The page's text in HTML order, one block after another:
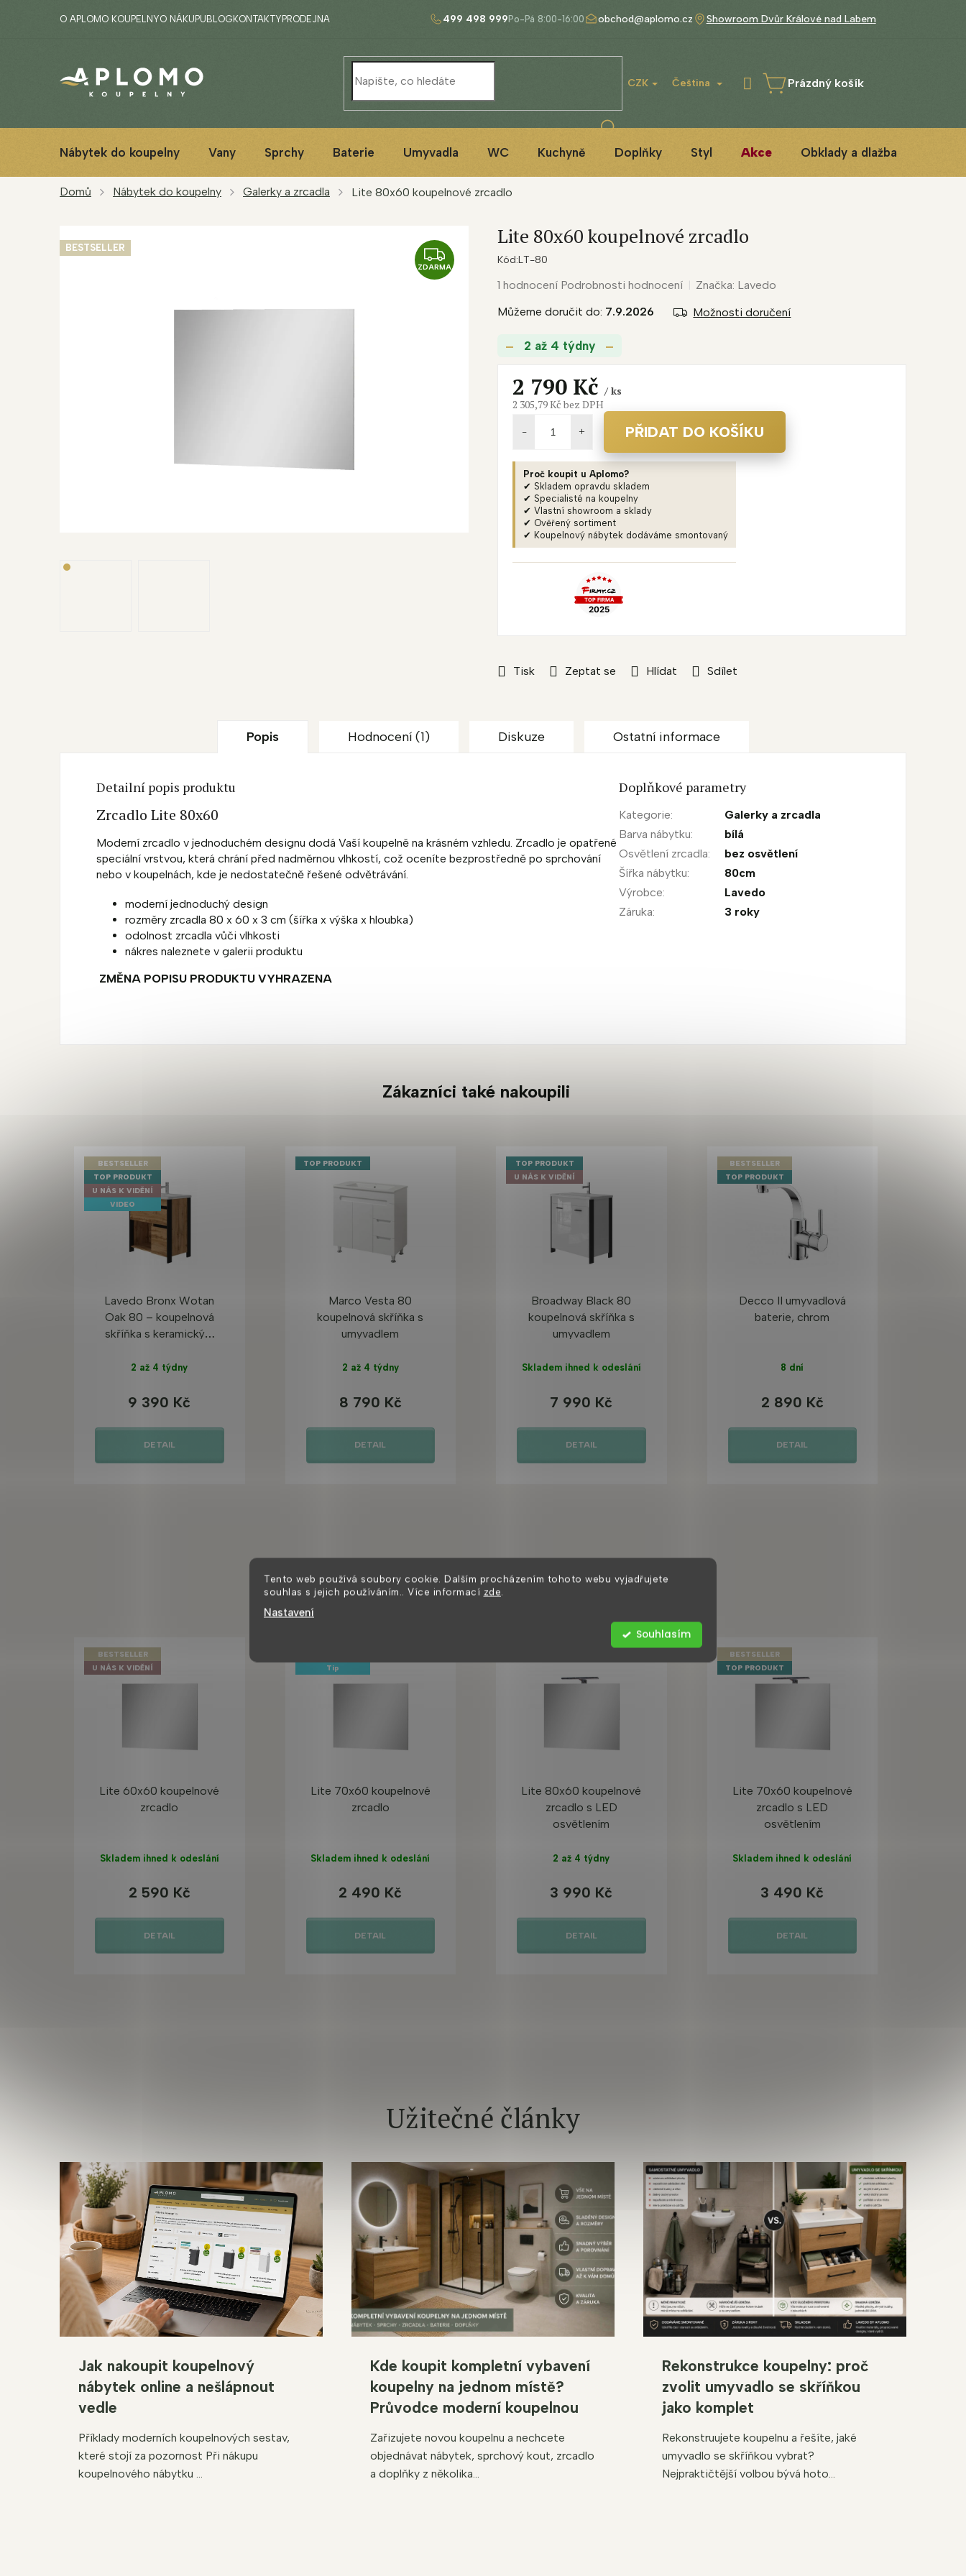
Tento web používá soubory cookie. Dalším procházením tohoto webu vyjadřujete
souhlas s jejich používáním.. Více informací zde.
Nastavení
Souhlasím
499 498 999 obchod@aplomo.cz Showroom Dvůr Králové nad Labem
O APLOMO KOUPELNYO NÁKUPU BLOG KONTAKTY PRODEJNA
CZK Čeština
NÁKUPNÍ
Prázdný košík
Nábytek do koupelny Vany Sprchy Baterie Umyvadla WC Kuchyně Doplňky Styl Akce Obklady a dlažba
Domů Nábytek do koupelny Galerky a zrcadla Lite 80x60 koupelnové zrcadlo
Z
D
ZDARMA
BESTSELLER
2 až 4 týdny
Můžeme doručit do: 7.9.2026 Možnosti doručení
Tisk Zeptat se Hlídat Sdílet
Lite 80x60 koupelnové zrcadlo
Kód:LT-80
Průměrné
produktu
5,0
hvězdiček.
1 hodnocení Podrobnosti hodnocení Značka: Lavedo
2 790 Kč/ ks
2 305,79 Kč bez DPH
PŘIDAT DO KOŠÍKU
Proč koupit u Aplomo?
✔ Skladem opravdu skladem
✔ Specialisté na koupelny
✔ Vlastní showroom a sklady
✔ Ověřený sortiment
✔ Koupelnový nábytek dodáváme smontovaný
Popis Hodnocení (1) Diskuze Ostatní informace
Detailní popis produktu
Zrcadlo Lite 80x60
Moderní zrcadlo v jednoduchém designu dodá Vaší koupelně na krásném vzhledu. Zrcadlo je opatřené
speciální vrstvou, která chrání před nadměrnou vlhkostí, což oceníte bezprostředně po sprchování
nebo v koupelnách, kde je nedostatečně řešené odvětrávání.
moderní jednoduchý design
rozměry zrcadla 80 x 60 x 3 cm (šířka x výška x hloubka)
odolnost zrcadla vůči vlhkosti
nákres naleznete v galerii produktu
ZMĚNA POPISU PRODUKTU VYHRAZENA
Doplňkové parametry
Kategorie:
Galerky a zrcadla
Barva nábytku:
bílá
Osvětlení zrcadla:
bez osvětlení
Šířka nábytku:
80cm
Výrobce:
Lavedo
Záruka: 3 roky
Zákazníci také nakoupili
BESTSELLER
TOP PRODUKT
U NÁS K VIDĚNÍ
VIDEO
Lavedo Bronx Wotan
Oak 80 – koupelnová
skříňka s keramickým
2 až 4 týdny
9 390 Kč
DETAIL
TOP PRODUKT
Marco Vesta 80
koupelnová skříňka s
umyvadlem
2 až 4 týdny
8 790 Kč
DETAIL
TOP PRODUKT
U NÁS K VIDĚNÍ
Broadway Black 80
koupelnová skříňka s
umyvadlem
Skladem ihned k odeslání
7 990 Kč
DETAIL
BESTSELLER
TOP PRODUKT
Decco II umyvadlová
baterie, chrom
8 dní
2 890 Kč
DETAIL
Mohlo by se vám také líbit
BESTSELLER
U NÁS K VIDĚNÍ
Lite 60x60 koupelnové
zrcadlo
Skladem ihned k odeslání
2 590 Kč
DETAIL
Tip
Lite 70x60 koupelnové
zrcadlo
Skladem ihned k odeslání
2 490 Kč
DETAIL
Lite 80x60 koupelnové
zrcadlo s LED
osvětlením
2 až 4 týdny
3 990 Kč
DETAIL
BESTSELLER
TOP PRODUKT
Lite 70x60 koupelnové
zrcadlo s LED
osvětlením
Skladem ihned k odeslání
3 490 Kč
DETAIL
Užitečné články
Jak nakoupit koupelnový
nábytek online a nešlápnout
vedle
Příklady moderních koupelnových sestav,
které stojí za pozornost Při nákupu
koupelnového nábytku ...
Kde koupit kompletní vybavení
koupelny na jednom místě?
Průvodce moderní koupelnou
Zařizujete novou koupelnu a nechcete
objednávat nábytek, sprchový kout, zrcadlo
a doplňky z několika...
Rekonstrukce koupelny: proč
zvolit umyvadlo se skříňkou
jako komplet
Rekonstruujete koupelnu a řešíte, jaké
umyvadlo se skříňkou vybrat?
Nejpraktičtější volbou bývá hoto...